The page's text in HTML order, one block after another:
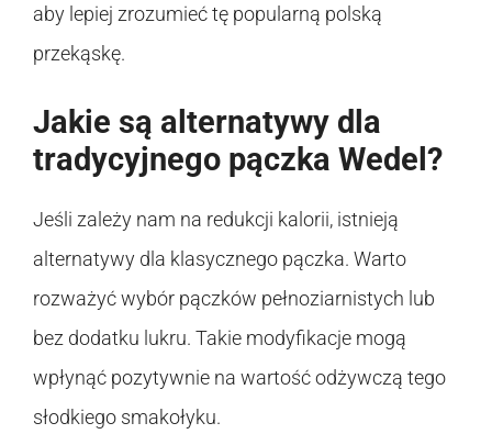
aby lepiej zrozumieć tę popularną polską
przekąskę.
Jakie są alternatywy dla
tradycyjnego pączka Wedel?
Jeśli zależy nam na redukcji kalorii, istnieją
alternatywy dla klasycznego pączka. Warto
rozważyć wybór pączków pełnoziarnistych lub
bez dodatku lukru. Takie modyfikacje mogą
wpłynąć pozytywnie na wartość odżywczą tego
słodkiego smakołyku.